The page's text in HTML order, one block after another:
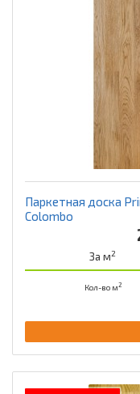
Паркетная доска
Colombo
За м2
Кол-во м2